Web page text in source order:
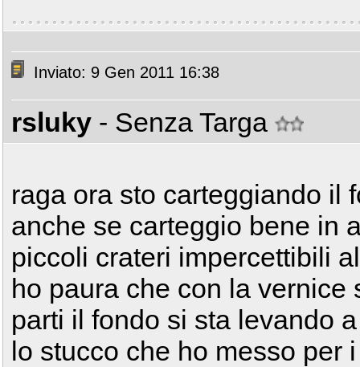
Inviato: 9 Gen 2011 16:38
rsluky - Senza Targa
raga ora sto carteggiando il
anche se carteggio bene in
piccoli crateri impercettibili
ho paura che con la
parti il fondo si sta levando
lo stucco che ho messo per